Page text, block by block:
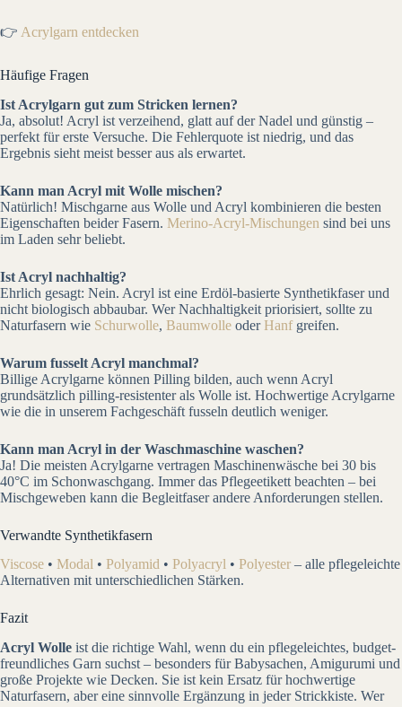
👉 Acrylgarn entdecken
Häufige Fragen
Ist Acrylgarn gut zum Stricken lernen?
Ja, absolut! Acryl ist verzeihend, glatt auf der Nadel und günstig –
perfekt für erste Versuche. Die Fehlerquote ist niedrig, und das
Ergebnis sieht meist besser aus als erwartet.
Kann man Acryl mit Wolle mischen?
Natürlich! Mischgarne aus Wolle und Acryl kombinieren die besten
Eigenschaften beider Fasern. Merino-Acryl-Mischungen sind bei uns
im Laden sehr beliebt.
Ist Acryl nachhaltig?
Ehrlich gesagt: Nein. Acryl ist eine Erdöl-basierte Synthetikfaser und
nicht biologisch abbaubar. Wer Nachhaltigkeit priorisiert, sollte zu
Naturfasern wie Schurwolle, Baumwolle oderHanfgreifen.
Warum fusselt Acryl manchmal?
Billige Acrylgarne können Pilling bilden, auch wenn Acryl
grundsätzlich pilling-resistenter als Wolle ist. Hochwertige Acrylgarne
wie die in unserem Fachgeschäft fusseln deutlich weniger.
Kann man Acryl in der Waschmaschine waschen?
Ja! Die meisten Acrylgarne vertragen Maschinenwäsche bei 30 bis
40°C im Schonwaschgang. Immer das Pflegeetikett beachten – bei
Mischgeweben kann die Begleitfaser andere Anforderungen stellen.
Verwandte Synthetikfasern
Viscose • Modal • Polyamid • Polyacryl • Polyester – alle pflegeleichte
Alternativen mit unterschiedlichen Stärken.
Fazit
Acryl Wolle ist die richtige Wahl, wenn du ein pflegeleichtes, budget-
freundliches Garn suchst – besonders für Babysachen, Amigurumi und
große Projekte wie Decken. Sie ist kein Ersatz für hochwertige
Naturfasern, aber eine sinnvolle Ergänzung in jeder Strickkiste. Wer